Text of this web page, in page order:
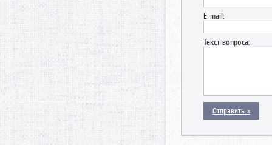
E-mail:
Текст вопроса: